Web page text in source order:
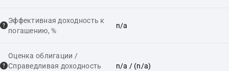
Эффективная доходность к
погашению, %
n/a
Оценка облигации /
Справедливая доходность
n/a / (n/a)